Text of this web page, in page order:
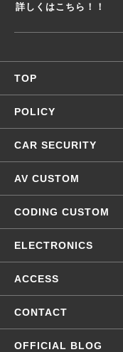
詳しくはこちら！！
TOP
POLICY
CAR SECURITY
AV CUSTOM
CODING CUSTOM
ELECTRONICS
ACCESS
CONTACT
OFFICIAL BLOG